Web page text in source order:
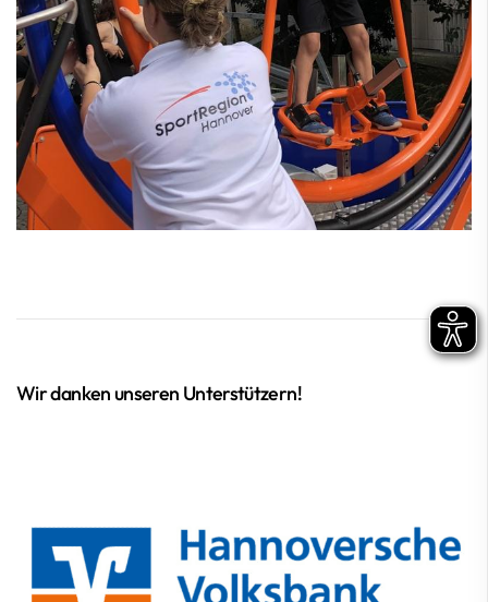
Wir danken unseren Unterstützern!